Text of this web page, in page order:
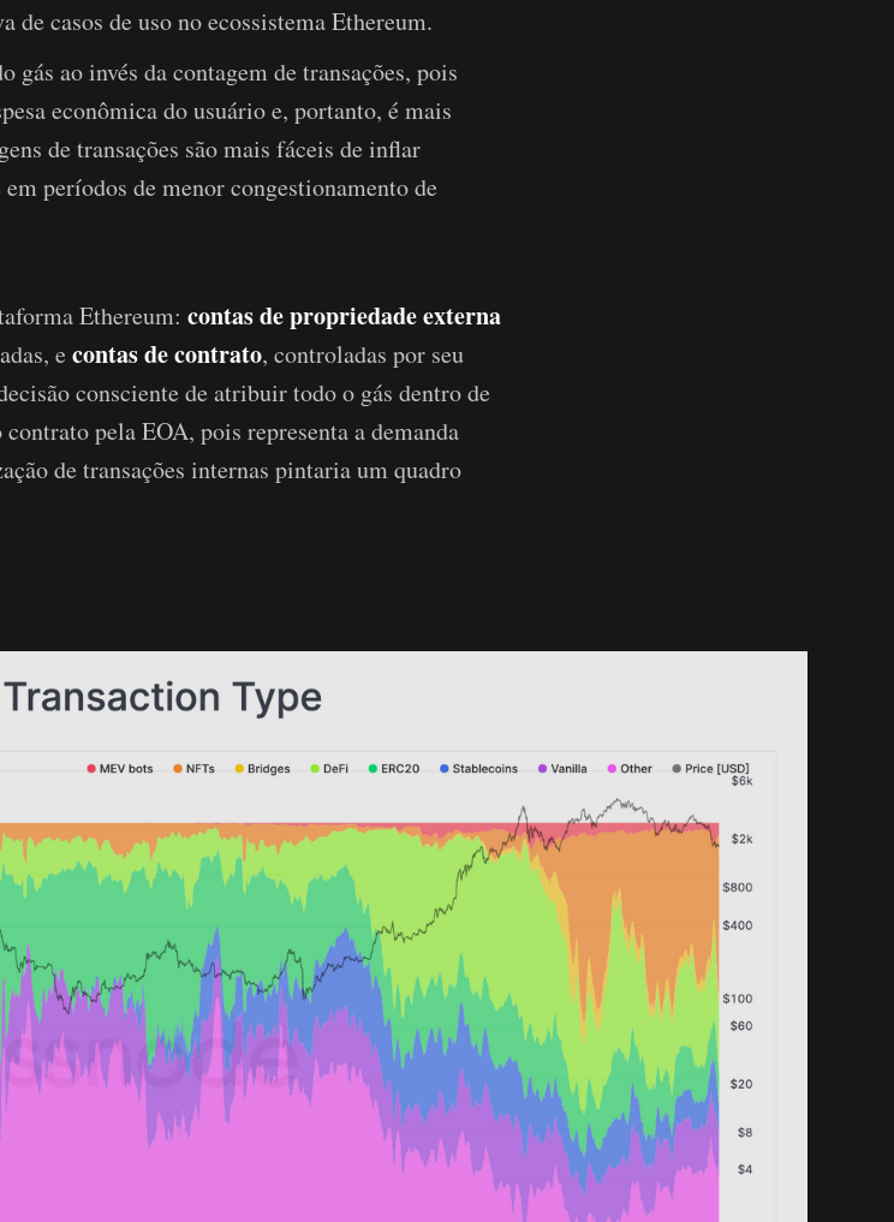
de casos de uso no ecossistema Ethereum.
gás ao invés da contagem de transações, pois
econômica do usuário e, portanto, é mais
de transações são mais fáceis de inflar
períodos de menor congestionamento de
Ethereum: contas de propriedade externa
e contas de contrato, controladas por seu
consciente de atribuir todo o gás dentro de
pela EOA, pois representa a demanda
de transações internas pintaria um quadro